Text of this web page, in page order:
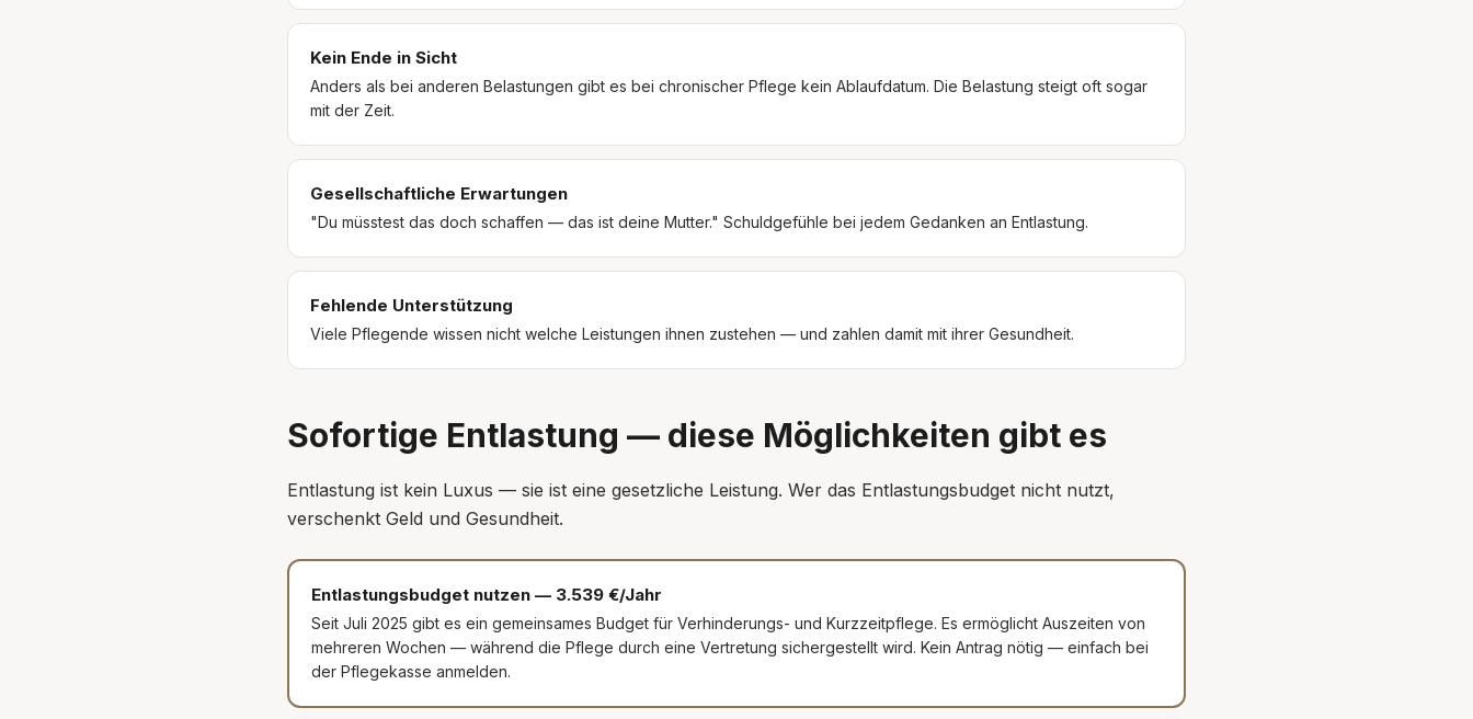
Kein Ende in Sicht
Anders als bei anderen Belastungen gibt es bei chronischer Pflege kein Ablaufdatum. Die Belastung steigt oft sogar
mit der Zeit.
Gesellschaftliche Erwartungen
"Du müsstest das doch schaffen — das ist deine Mutter." Schuldgefühle bei jedem Gedanken an Entlastung.
Fehlende Unterstützung
Viele Pflegende wissen nicht welche Leistungen ihnen zustehen — und zahlen damit mit ihrer Gesundheit.
Sofortige Entlastung — diese Möglichkeiten gibt es
Entlastung ist kein Luxus — sie ist eine gesetzliche Leistung. Wer das Entlastungsbudget nicht nutzt,
verschenkt Geld und Gesundheit.
Entlastungsbudget nutzen — 3.539 €/Jahr
Seit Juli 2025 gibt es ein gemeinsames Budget für Verhinderungs- und Kurzzeitpflege. Es ermöglicht Auszeiten von
mehreren Wochen — während die Pflege durch eine Vertretung sichergestellt wird. Kein Antrag nötig — einfach bei
der Pflegekasse anmelden.